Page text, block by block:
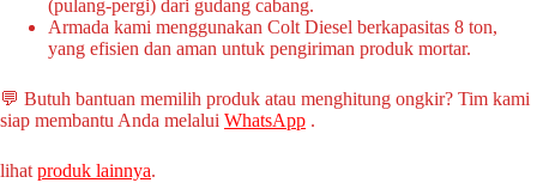
(pulang-pergi) dari gudang cabang.
Armada kami menggunakan Colt Diesel berkapasitas 8 ton,
yang efisien dan aman untuk pengiriman produk mortar.
💬 Butuh bantuan memilih produk atau menghitung ongkir? Tim kami
siap membantu Anda melalui WhatsApp .
lihat produk lainnya.